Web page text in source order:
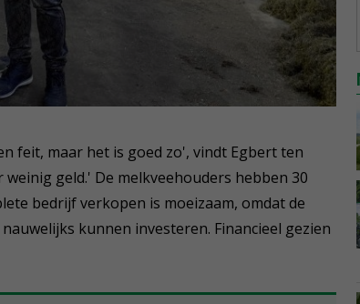
feit, maar het is goed zo', vindt Egbert ten
geld.' De melkveehouders hebben 30
bedrijf verkopen is moeizaam, omdat de
kunnen investeren. Financieel gezien